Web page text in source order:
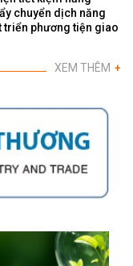
chuyển dịch năng
triển phương tiện giao
XEM THÊM +